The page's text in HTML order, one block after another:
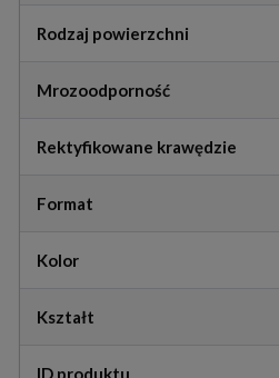
Rodzaj powierzchni
Mrozoodporność
Rektyfikowane krawędzie
Format
Kolor
Kształt